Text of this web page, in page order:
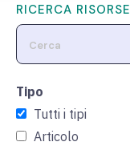
RICERCA RISORSE
Tipo
Tutti i tipi
Articolo